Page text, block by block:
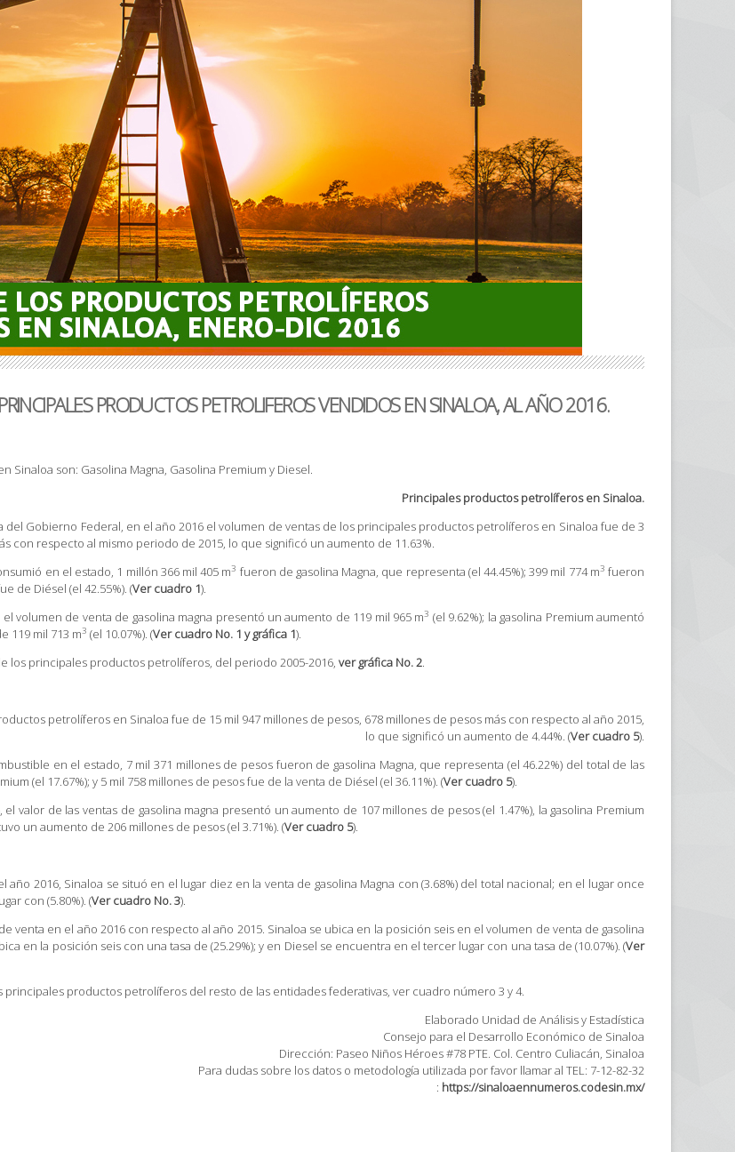
PRODUCTOS PETROLIFEROS VENDIDOS EN SINALOA, AL AÑO 2016.
son: Gasolina Magna, Gasolina Premium y Diesel.
Principales productos petrolíferos en Sinaloa.
Gobierno Federal, en el año 2016 el volumen de ventas de los principales productos petrolíferos en Sinaloa fue de 3
con respecto al mismo periodo de 2015, lo que significó un aumento de 11.63%.
en el estado, 1 millón 366 mil 405 m3 fueron de gasolina Magna, que representa (el 44.45%); 399 mil 774 m3 fueron
de Diésel (el 42.55%). (Ver cuadro 1).
volumen de venta de gasolina magna presentó un aumento de 119 mil 965 m3 (el 9.62%); la gasolina Premium aumentó
119 mil 713 m3 (el 10.07%). (Ver cuadro No. 1 y gráfica 1).
los principales productos petrolíferos, del periodo 2005-2016, ver gráfica No. 2.
petrolíferos en Sinaloa fue de 15 mil 947 millones de pesos, 678 millones de pesos más con respecto al año 2015,
lo que significó un aumento de 4.44%. (Ver cuadro 5).
en el estado, 7 mil 371 millones de pesos fueron de gasolina Magna, que representa (el 46.22%) del total de las
(el 17.67%); y 5 mil 758 millones de pesos fue de la venta de Diésel (el 36.11%). (Ver cuadro 5).
valor de las ventas de gasolina magna presentó un aumento de 107 millones de pesos (el 1.47%), la gasolina Premium
un aumento de 206 millones de pesos (el 3.71%). (Ver cuadro 5).
2016, Sinaloa se situó en el lugar diez en la venta de gasolina Magna con (3.68%) del total nacional; en el lugar once
con (5.80%). (Ver cuadro No. 3).
venta en el año 2016 con respecto al año 2015. Sinaloa se ubica en la posición seis en el volumen de venta de gasolina
en la posición seis con una tasa de (25.29%); y en Diesel se encuentra en el tercer lugar con una tasa de (10.07%). (Ver
productos petrolíferos del resto de las entidades federativas, ver cuadro número 3 y 4.
Elaborado Unidad de Análisis y Estadística
Consejo para el Desarrollo Económico de Sinaloa
Dirección: Paseo Niños Héroes #78 PTE. Col. Centro Culiacán, Sinaloa
Para dudas sobre los datos o metodología utilizada por favor llamar al TEL: 7-12-82-32
: https://sinaloaennumeros.codesin.mx/